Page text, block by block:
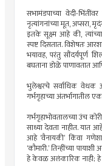
सभामंडपाच्या वेदी-
नृत्यांगनांच्या मूत, अप्सरा,
इतके सूक्ष्म आहे की,
स्पष्ट दिसतात. विशेषतः
भयावह, परंतु सौंदर्यपूर्ण
बघताना डोळे पाणावतात
भुलेश्वरचे सर्वाधिक वेधक
गर्भगृहाच्या अंतर्भागातील
गर्भगृहाभोवतालच्या उंच
साध्या देवता नाहीत. यात
आहे ‌‘वैनायकी‌’ किंवा
‌‘कौमारी.‌’ तिन्हींच्या
हे केवळ अलंकारिक नाही; हे